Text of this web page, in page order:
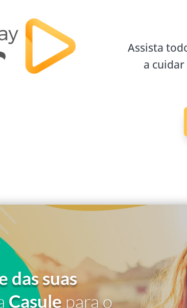
Assista
a cuidar
das suas
Casule para o